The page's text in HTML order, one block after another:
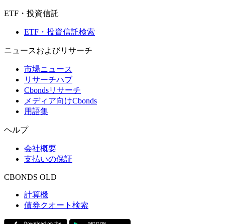
ETF・投資信託
ETF・投資信託検索
ニュースおよびリサーチ
市場ニュース
リサーチハブ
Cbondsリサーチ
メディア向けCbonds
用語集
ヘルプ
会社概要
支払いの保証
CBONDS OLD
計算機
債券クオート検索